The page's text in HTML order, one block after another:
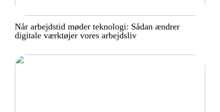
Når arbejdstid møder teknologi: Sådan ændrer
digitale værktøjer vores arbejdsliv